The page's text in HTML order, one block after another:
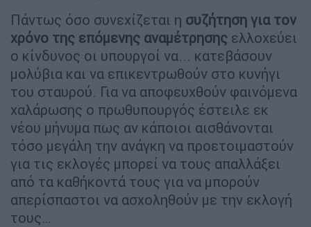
Πάντως όσο συνεχίζεται η συζήτηση για τον
χρόνο της επόμενης αναμέτρησης ελλοχεύει
ο κίνδυνος οι υπουργοί να... κατεβάσουν
μολύβια και να επικεντρωθούν στο κυνήγι
του σταυρού. Για να αποφευχθούν φαινόμενα
χαλάρωσης ο πρωθυπουργός έστειλε εκ
νέου μήνυμα πως αν κάποιοι αισθάνονται
τόσο μεγάλη την ανάγκη να προετοιμαστούν
για τις εκλογές μπορεί να τους απαλλάξει
από τα καθήκοντά τους για να μπορούν
απερίσπαστοι να ασχοληθούν με την εκλογή
τους…